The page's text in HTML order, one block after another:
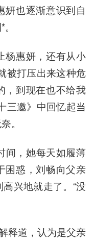
妍也逐渐意识到自
杨惠妍，还有从小
被打压出来这种危
，到现在也不给我
三邀》中回忆起当
。
间，她每天如履薄
困惑，刘畅向父亲
兴地就走了。“没
释道，认为是父亲